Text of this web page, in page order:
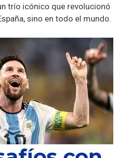
trío icónico que revolucionó
sino en todo el mundo.